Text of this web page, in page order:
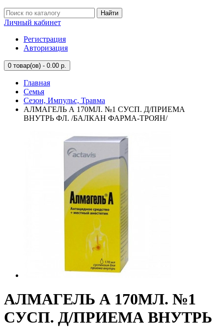
Найти
Личный кабинет
Регистрация
Авторизация
0 товар(ов) - 0.00 р.
Главная
Семья
Сезон, Импульс, Травма
АЛМАГЕЛЬ А 170МЛ. №1 СУСП. Д/ПРИЕМА
ВНУТРЬ ФЛ. /БАЛКАН ФАРМА-ТРОЯН/
АЛМАГЕЛЬ А 170МЛ. №1
СУСП. Д/ПРИЕМА ВНУТРЬ